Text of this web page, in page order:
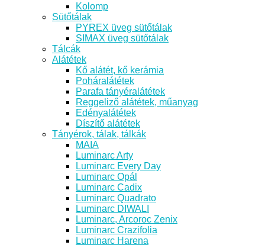
Kolomp
Sütőtálak
PYREX üveg sütőtálak
SIMAX üveg sütőtálak
Tálcák
Alátétek
Kő alátét, kő kerámia
Poháralátétek
Parafa tányéralátétek
Reggeliző alátétek, műanyag
Edényalátétek
Díszítő alátétek
Tányérok, tálak, tálkák
MAIA
Luminarc Arty
Luminarc Every Day
Luminarc Opál
Luminarc Cadix
Luminarc Quadrato
Luminarc DIWALI
Luminarc, Arcoroc Zenix
Luminarc Crazifolia
Luminarc Harena